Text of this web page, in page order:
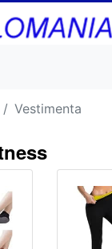
Vestimenta